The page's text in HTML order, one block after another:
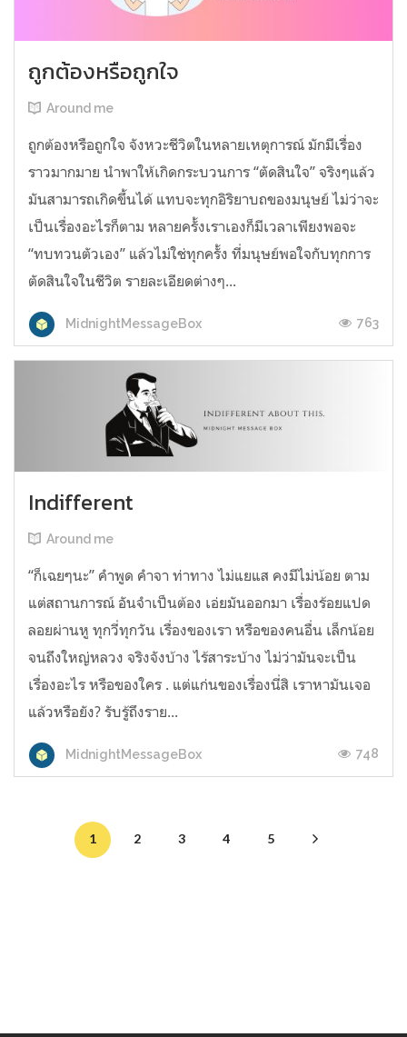
ถูกต้องหรือถูกใจ
Around me
ถูกต้องหรือถูกใจ จังหวะชีวิตในหลายเหตุการณ์ มักมีเรื่อง
ราวมากมาย นำพาให้เกิดกระบวนการ “ตัดสินใจ” จริงๆแล้ว
มันสามารถเกิดขึ้นได้ แทบจะทุกอิริยาบถของมนุษย์ ไม่ว่าจะ
เป็นเรื่องอะไรก็ตาม หลายครั้งเราเองก็มีเวลาเพียงพอจะ
“ทบทวนตัวเอง” แล้วไม่ใช่ทุกครั้ง ที่มนุษย์พอใจกับทุกการ
ตัดสินใจในชีวิต รายละเอียดต่างๆ...
MidnightMessageBox 763
Indifferent
Around me
“ก็เฉยๆนะ” คำพูด คำจา ท่าทาง ไม่แยแส คงมีไม่น้อย ตาม
แต่สถานการณ์ อันจำเป็นต้อง เอ่ยมันออกมา เรื่องร้อยแปด
ลอยผ่านหู ทุกวี่ทุกวัน เรื่องของเรา หรือของคนอื่น เล็กน้อย
จนถึงใหญ่หลวง จริงจังบ้าง ไร้สาระบ้าง ไม่ว่ามันจะเป็น
เรื่องอะไร หรือของใคร . แต่แก่นของเรื่องนี่สิ เราหามันเจอ
แล้วหรือยัง? รับรู้ถึงราย...
MidnightMessageBox 748
1 2 3 4 5